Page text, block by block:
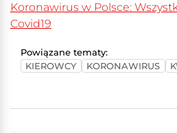
Koronawirus w Polsce:
Covid19
Powiązane tematy:
KIEROWCY
KORONAWIRUS